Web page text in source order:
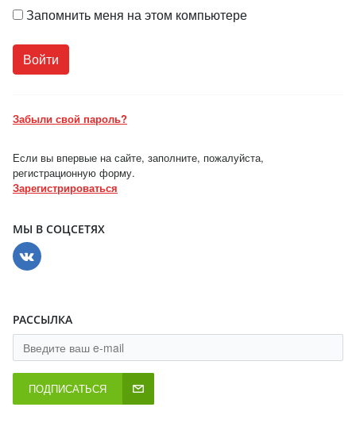
Запомнить меня на этом компьютере
Забыли свой пароль?
Если вы впервые на сайте, заполните, пожалуйста,
регистрационную форму.
Зарегистрироваться
МЫ В СОЦСЕТЯХ
РАССЫЛКА
ПОДПИСАТЬСЯ